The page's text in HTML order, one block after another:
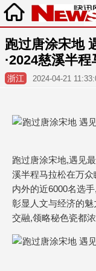
跑过唐涂宋地
·2024慈溪半
浙江 2024-04-21
跑过唐涂宋地,遇见
溪半程马拉松在万
内外的近6000名选
彰显人文与经济的
交融,领略秘色瓷都